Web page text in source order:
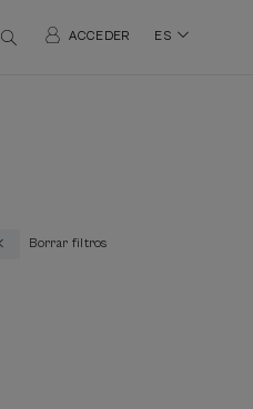
ACCEDER ES
Borrar filtros